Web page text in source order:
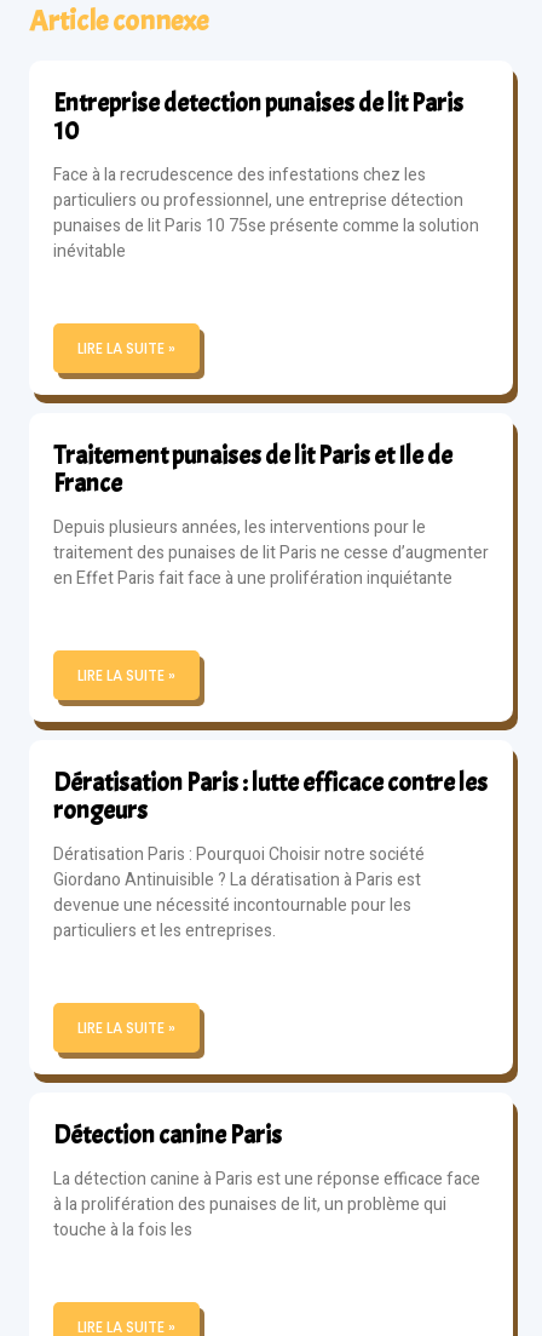
Article connexe
Entreprise detection punaises de lit Paris
10
Face à la recrudescence des infestations chez les
particuliers ou professionnel, une entreprise détection
punaises de lit Paris 10 75se présente comme la solution
inévitable
LIRE LA SUITE »
Traitement punaises de lit Paris et Ile de
France
Depuis plusieurs années, les interventions pour le
traitement des punaises de lit Paris ne cesse d’augmenter
en Effet Paris fait face à une prolifération inquiétante
LIRE LA SUITE »
Dératisation Paris : lutte efficace contre les
rongeurs
Dératisation Paris : Pourquoi Choisir notre société
Giordano Antinuisible ? La dératisation à Paris est
devenue une nécessité incontournable pour les
particuliers et les entreprises.
LIRE LA SUITE »
Détection canine Paris
La détection canine à Paris est une réponse efficace face
à la prolifération des punaises de lit, un problème qui
touche à la fois les
LIRE LA SUITE »